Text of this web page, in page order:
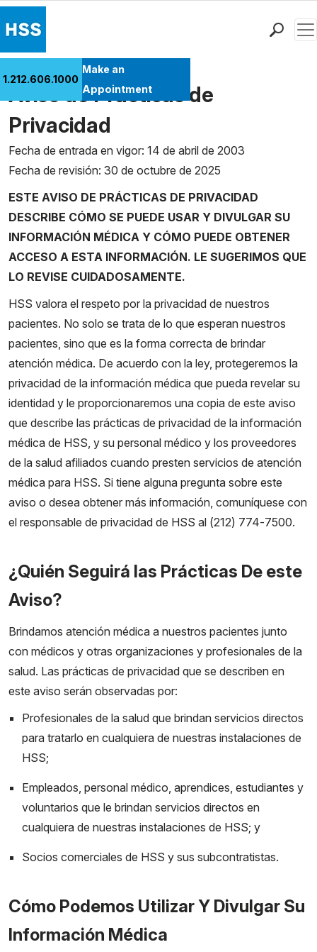
Health Library
Research & Education
Giving
Careers
Why Choose HSS
MyHSS Sign In
1.212.606.1000
Make an
Appointment
Aviso de Prácticas de
Privacidad
Fecha de entrada en vigor: 14 de abril de 2003
Fecha de revisión: 30 de octubre de 2025
ESTE AVISO DE PRÁCTICAS DE PRIVACIDAD
DESCRIBE CÓMO SE PUEDE USAR Y DIVULGAR SU
INFORMACIÓN MÉDICA Y CÓMO PUEDE OBTENER
ACCESO A ESTA INFORMACIÓN. LE SUGERIMOS QUE
LO REVISE CUIDADOSAMENTE.
HSS valora el respeto por la privacidad de nuestros
pacientes. No solo se trata de lo que esperan nuestros
pacientes, sino que es la forma correcta de brindar
atención médica. De acuerdo con la ley, protegeremos la
privacidad de la información médica que pueda revelar su
identidad y le proporcionaremos una copia de este aviso
que describe las prácticas de privacidad de la información
médica de HSS, y su personal médico y los proveedores
de la salud afiliados cuando presten servicios de atención
médica para HSS. Si tiene alguna pregunta sobre este
aviso o desea obtener más información, comuníquese con
el responsable de privacidad de HSS al (212) 774-7500.
¿Quién Seguirá las Prácticas De este
Aviso?
Brindamos atención médica a nuestros pacientes junto
con médicos y otras organizaciones y profesionales de la
salud. Las prácticas de privacidad que se describen en
este aviso serán observadas por:
Profesionales de la salud que brindan servicios directos
para tratarlo en cualquiera de nuestras instalaciones de
HSS;
Empleados, personal médico, aprendices, estudiantes y
voluntarios que le brindan servicios directos en
cualquiera de nuestras instalaciones de HSS; y
Socios comerciales de HSS y sus subcontratistas.
Cómo Podemos Utilizar Y Divulgar Su
Información Médica